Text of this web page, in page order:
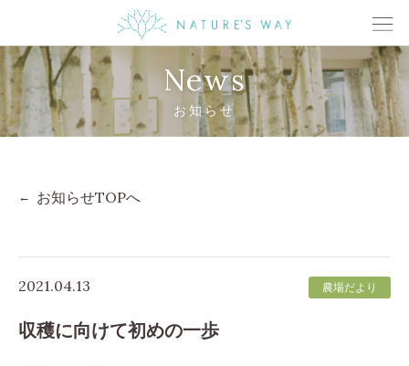
News
お知らせ
お知らせTOPへ
2021.04.13 農場だより
収穫に向けて初めの一歩